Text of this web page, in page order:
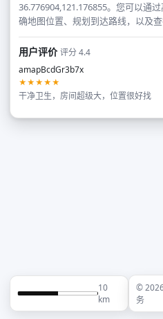
36.776904,121.176855。您可以通
确地图位置、规划到达路线，以及查
用户评价评分 4.4
amapBcdGr3b7x
★★★★★
干净卫生，房间超级大，位置很好找
10
km
©
务